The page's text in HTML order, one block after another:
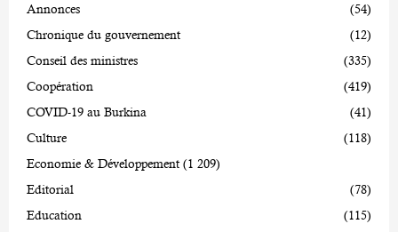
Annonces
(54)
Chronique du gouvernement
(12)
Conseil des ministres
(335)
Coopération
(419)
COVID-19 au Burkina
(41)
Culture
(118)
Economie & Développement (1 209)
Editorial
(78)
Education
(115)